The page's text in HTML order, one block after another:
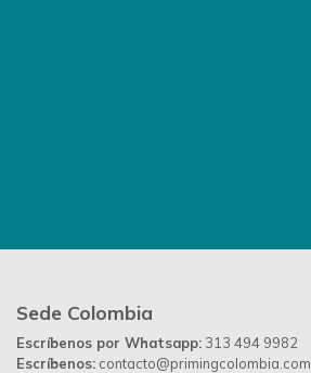
Sede Colombia
Escríbenos por Whatsapp: 313 494 9982
Escríbenos: contacto@primingcolombia.com